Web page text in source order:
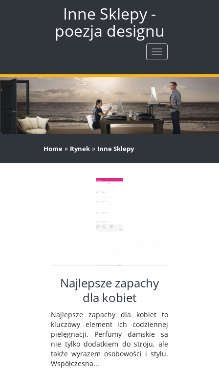
Inne Sklepy -
poezja designu
Rozwiń
nawigację
Home » Rynek » Inne Sklepy
Najlepsze zapachy
dla kobiet
Najlepsze zapachy dla kobiet to
kluczowy element ich codziennej
pielęgnacji. Perfumy damskie są
nie tylko dodatkiem do stroju, ale
także wyrazem osobowości i stylu.
Współczesna...